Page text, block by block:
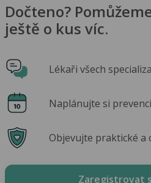
Dočteno?
ještě o kus víc.
Lékaři všech
Naplánujte si
Objevujte praktické a
Zaregistrovat